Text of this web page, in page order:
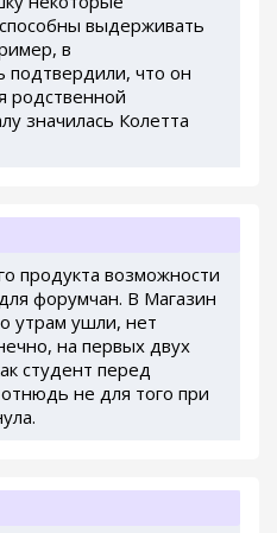
выдерживать
в
подтвердили, что он
родственной
значилась Колетта
продукта возможности
форумчан. В Магазин
утрам ушли, нет
на первых двух
студент перед
не для того при